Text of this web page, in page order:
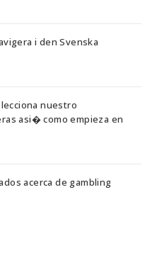
i den Svenska
nuestro
asi� como empieza en
acerca de gambling